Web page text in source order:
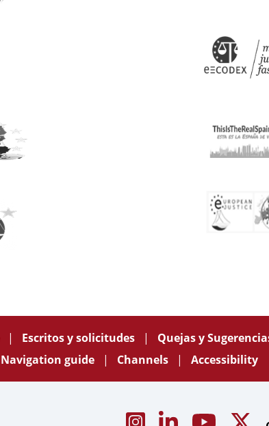
Escritos y solicitudes Quejas y
Navigation guide
Channels Accessibility